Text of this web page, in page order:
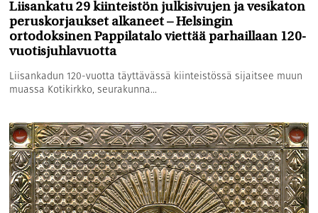
Liisankatu 29 kiinteistön julkisivujen ja vesikaton
peruskorjaukset alkaneet – Helsingin
ortodoksinen Pappilatalo viettää parhaillaan 120-
vuotisjuhlavuotta
Liisankadun 120-vuotta täyttävässä kiinteistössä sijaitsee muun
muassa Kotikirkko, seurakunna...